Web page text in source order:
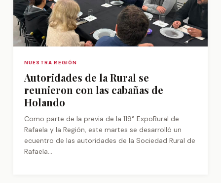
NUESTRA REGIÓN
Autoridades de la Rural se
reunieron con las cabañas de
Holando
Como parte de la previa de la 119° ExpoRural de
Rafaela y la Región, este martes se desarrolló un
ecuentro de las autoridades de la Sociedad Rural de
Rafaela...